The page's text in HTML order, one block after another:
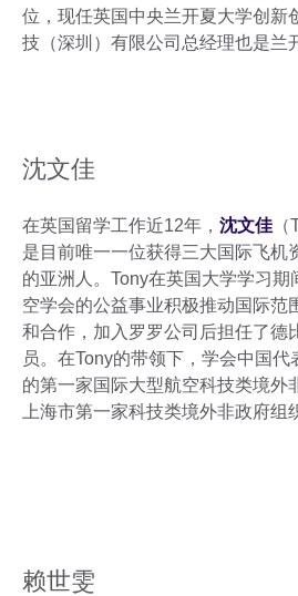
位，现任英国中央兰开夏大学创新
技（深圳）有限公司总经理也是兰
沈文佳
在英国留学工作近12年， 沈文佳
是目前唯一一位获得三大国际飞机
的亚洲人。Tony在英国大学学习期
空学会的公益事业积极推动国际范
和合作，加入罗罗公司后担任了德
员。在Tony的带领下，学会中国代
的第一家国际大型航空科技类境外
上海市第一家科技类境外非政府组
赖世雯